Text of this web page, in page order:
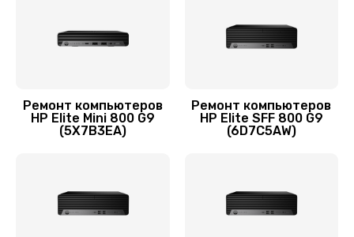
900 руб.
Ремонт компьютеров
HP Elite Mini 800 G9
(5X7B3EA)
Ремонт компьютеров
HP Elite SFF 800 G9
(6D7C5AW)